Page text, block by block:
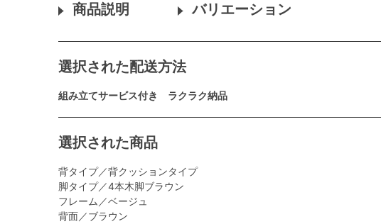
商品説明 バリエーション
選択された配送方法
組み立てサービス付き ラクラク納品
選択された商品
背タイプ／背クッションタイプ
脚タイプ／4本木脚ブラウン
フレーム／ベージュ
背面／ブラウン